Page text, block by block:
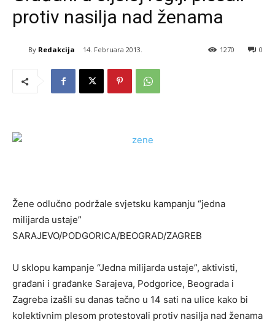
protiv nasilja nad ženama
By Redakcija 14. Februara 2013. 0
1270
Žene odlučno podržale svjetsku kampanju “jedna
milijarda ustaje”
SARAJEVO/PODGORICA/BEOGRAD/ZAGREB
U sklopu kampanje “Jedna milijarda ustaje”, aktivisti,
građani i građanke Sarajeva, Podgorice, Beograda i
Zagreba izašli su danas tačno u 14 sati na ulice kako bi
kolektivnim plesom protestovali protiv nasilja nad ženama